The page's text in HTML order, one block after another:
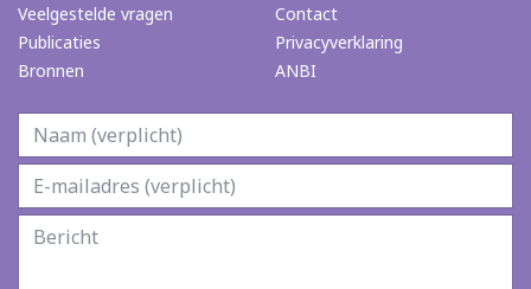
Veelgestelde vragen
Publicaties
Bronnen
Contact
Privacyverklaring
ANBI